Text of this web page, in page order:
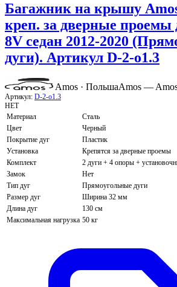
Багажник на крышу
креп. за дверные проемы
8V седан 2012-2020
дуги). Артикул D-2-o1.3
Amos · ПольшаAmos —
Артикул: D-2-o1.3
НЕТ
Материал
Сталь
Цвет
Черный
Покрытие дуг
Пластик
Установка
Крепятся за дверные проемы
Комплект
2 дуги + 4 опоры +
Замок
Нет
Тип дуг
Прямоугольные дуги
Размер дуг
Ширина 32 мм
Длина дуг
130 см
Максимальная нагрузка 50 кг